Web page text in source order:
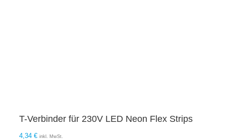
T-Verbinder für 230V LED Neon Flex Strips
4,34 € inkl. MwSt.